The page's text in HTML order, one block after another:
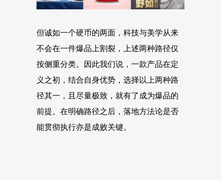
但诚如一个硬币的两面，科技与美学从来
不会在一件爆品上割裂，上述两种路径仅
按侧重分类。因此我们说，一款产品在定
义之初，结合自身优势，选择以上两种路
径其一，且尽量极致，就有了成为爆品的
前提。在明确路径之后，落地方法论是否
能贯彻执行亦是成败关键。